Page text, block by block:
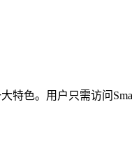
色。用户只需访问